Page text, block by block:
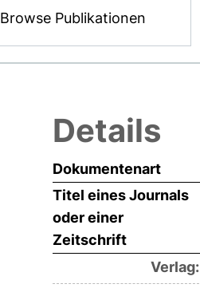
Browse Publikationen
Details
Dokumentenart
Titel eines Journals
oder einer
Zeitschrift
Verlag: